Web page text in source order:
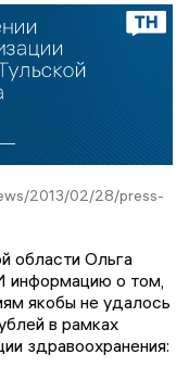
2013/02/28/press-
области Ольга
информацию о том,
якобы не удалось
в рамках
здравоохранения: